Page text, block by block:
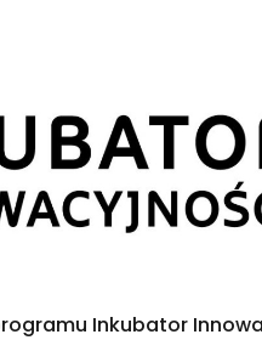
Inkubator